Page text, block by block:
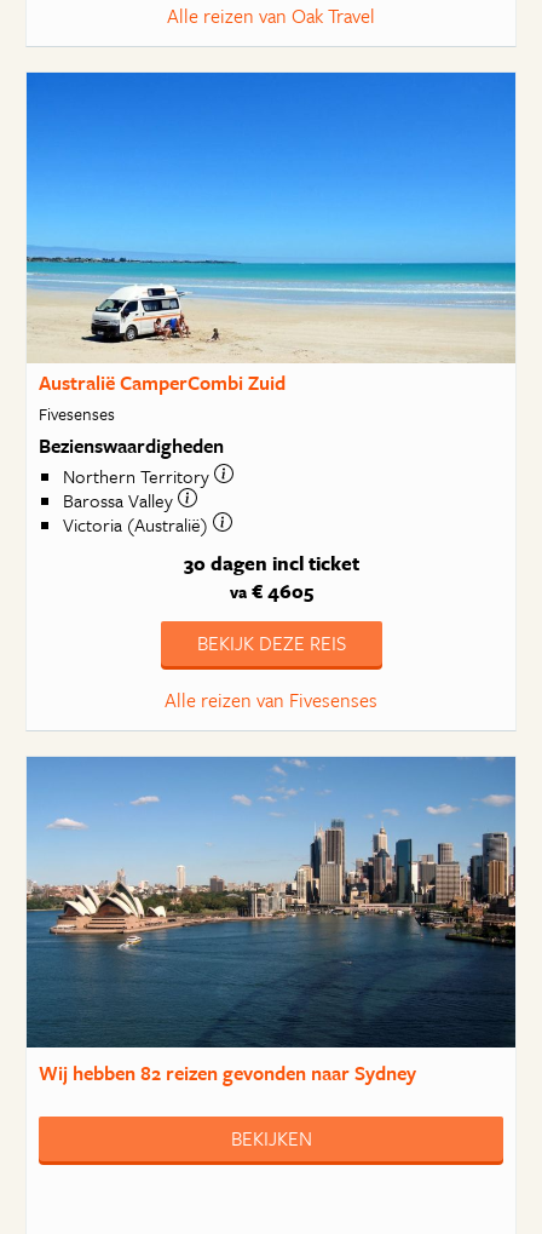
Alle reizen van Oak Travel
Australië CamperCombi Zuid
Fivesenses
Bezienswaardigheden
Northern Territory
Barossa Valley
Victoria (Australië)
30 dagen incl ticket
va€ 4605
BEKIJK DEZE REIS
Alle reizen van Fivesenses
Wij hebben82 reizengevonden naar Sydney
BEKIJKEN